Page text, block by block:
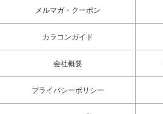
メルマガ・クーポン
カラコンガイド
会社概要
プライバシーポリシー